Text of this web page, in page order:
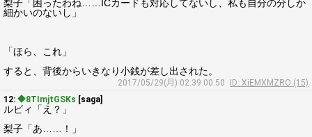
梨子「困ったわね……ICカードも対応してないし、私も自分の分しか
細かいのないし」
「ほら、これ」
すると、背後からいきなり小銭が差し出された。
2017/05/29(月) 02:39:00.50
ID: XiEMXMZRO (15)
12: ◆8TImjtGSKs [saga]
ルビィ「え？」
梨子「あ……！」